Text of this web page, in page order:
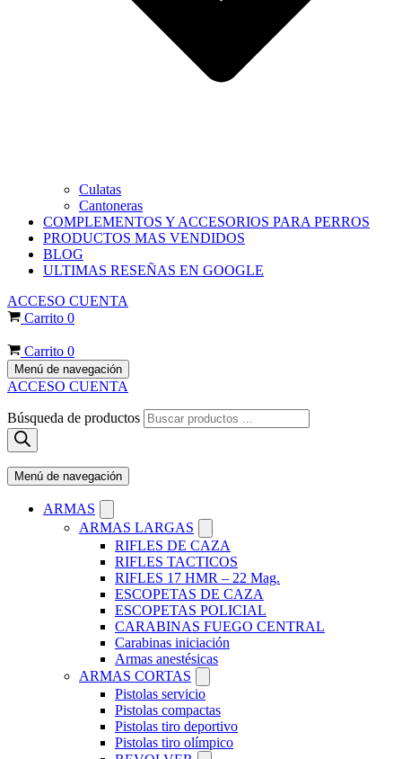
Culatas
Cantoneras
COMPLEMENTOS Y ACCESORIOS PARA PERROS
PRODUCTOS MAS VENDIDOS
BLOG
ULTIMAS RESEÑAS EN GOOGLE
ACCESO CUENTA
Carrito 0
Carrito 0
Menú de navegación
ACCESO CUENTA
Búsqueda de productos
Menú de navegación
ARMAS
ARMAS LARGAS
RIFLES DE CAZA
RIFLES TACTICOS
RIFLES 17 HMR – 22 Mag.
ESCOPETAS DE CAZA
ESCOPETAS POLICIAL
CARABINAS FUEGO CENTRAL
Carabinas iniciación
Armas anestésicas
ARMAS CORTAS
Pistolas servicio
Pistolas compactas
Pistolas tiro deportivo
Pistolas tiro olímpico